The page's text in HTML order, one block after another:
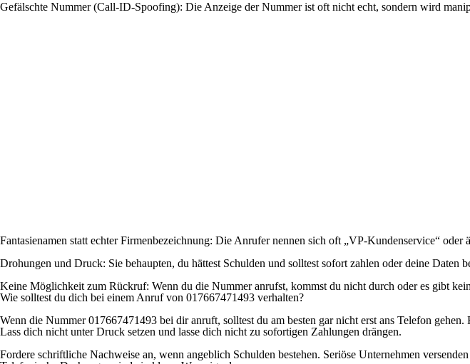
Gefälschte Nummer (Call-ID-Spoofing): Die Anzeige der Nummer ist oft nicht echt, sondern wird
Fantasienamen statt echter Firmenbezeichnung: Die Anrufer nennen sich oft „VP-Kundenservice“ oder
Drohungen und Druck: Sie behaupten, du hättest Schulden und solltest sofort zahlen oder deine Daten
Keine Möglichkeit zum Rückruf: Wenn du die Nummer anrufst, kommst du nicht durch oder es gibt
Wie solltest du dich bei einem Anruf von 017667471493 verhalten?
Wenn die Nummer 017667471493 bei dir anruft, solltest du am besten gar nicht erst ans Telefon
Lass dich nicht unter Druck setzen und lasse dich nicht zu sofortigen Zahlungen drängen.
Fordere schriftliche Nachweise an, wenn angeblich Schulden bestehen. Seriöse Unternehmen